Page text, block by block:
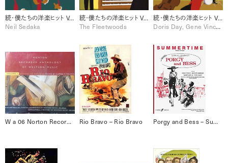
続・僕たちの洋楽ヒット Vol.3 (1961-1962)
Neil Sedaka
続・僕たちの洋楽ヒット Vol.2 (1959-1960)
The Fleetwoods
続・僕たちの洋楽ヒット Vol.1 (1955-1958)
Doris Day, Gene Vincent, Harry Belafonte, Johnnie Ray, Marty Robbins, Ricky Nelson, The Everly Brothers, The Platters
W a 06 Norton Recorded Anthology of Western Music, Vol. 1 [Disc 6] Rio Bravo – Rio Bravo Porgy and Bess – Summertime